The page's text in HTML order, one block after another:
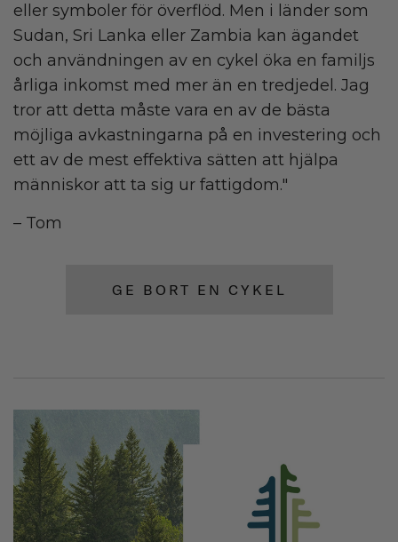
eller symboler för överflöd. Men i länder som
Sudan, Sri Lanka eller Zambia kan ägandet
och användningen av en cykel öka en familjs
årliga inkomst med mer än en tredjedel. Jag
tror att detta måste vara en av de bästa
möjliga avkastningarna på en investering och
ett av de mest effektiva sätten att hjälpa
människor att ta sig ur fattigdom."
– Tom
GE BORT EN CYKEL